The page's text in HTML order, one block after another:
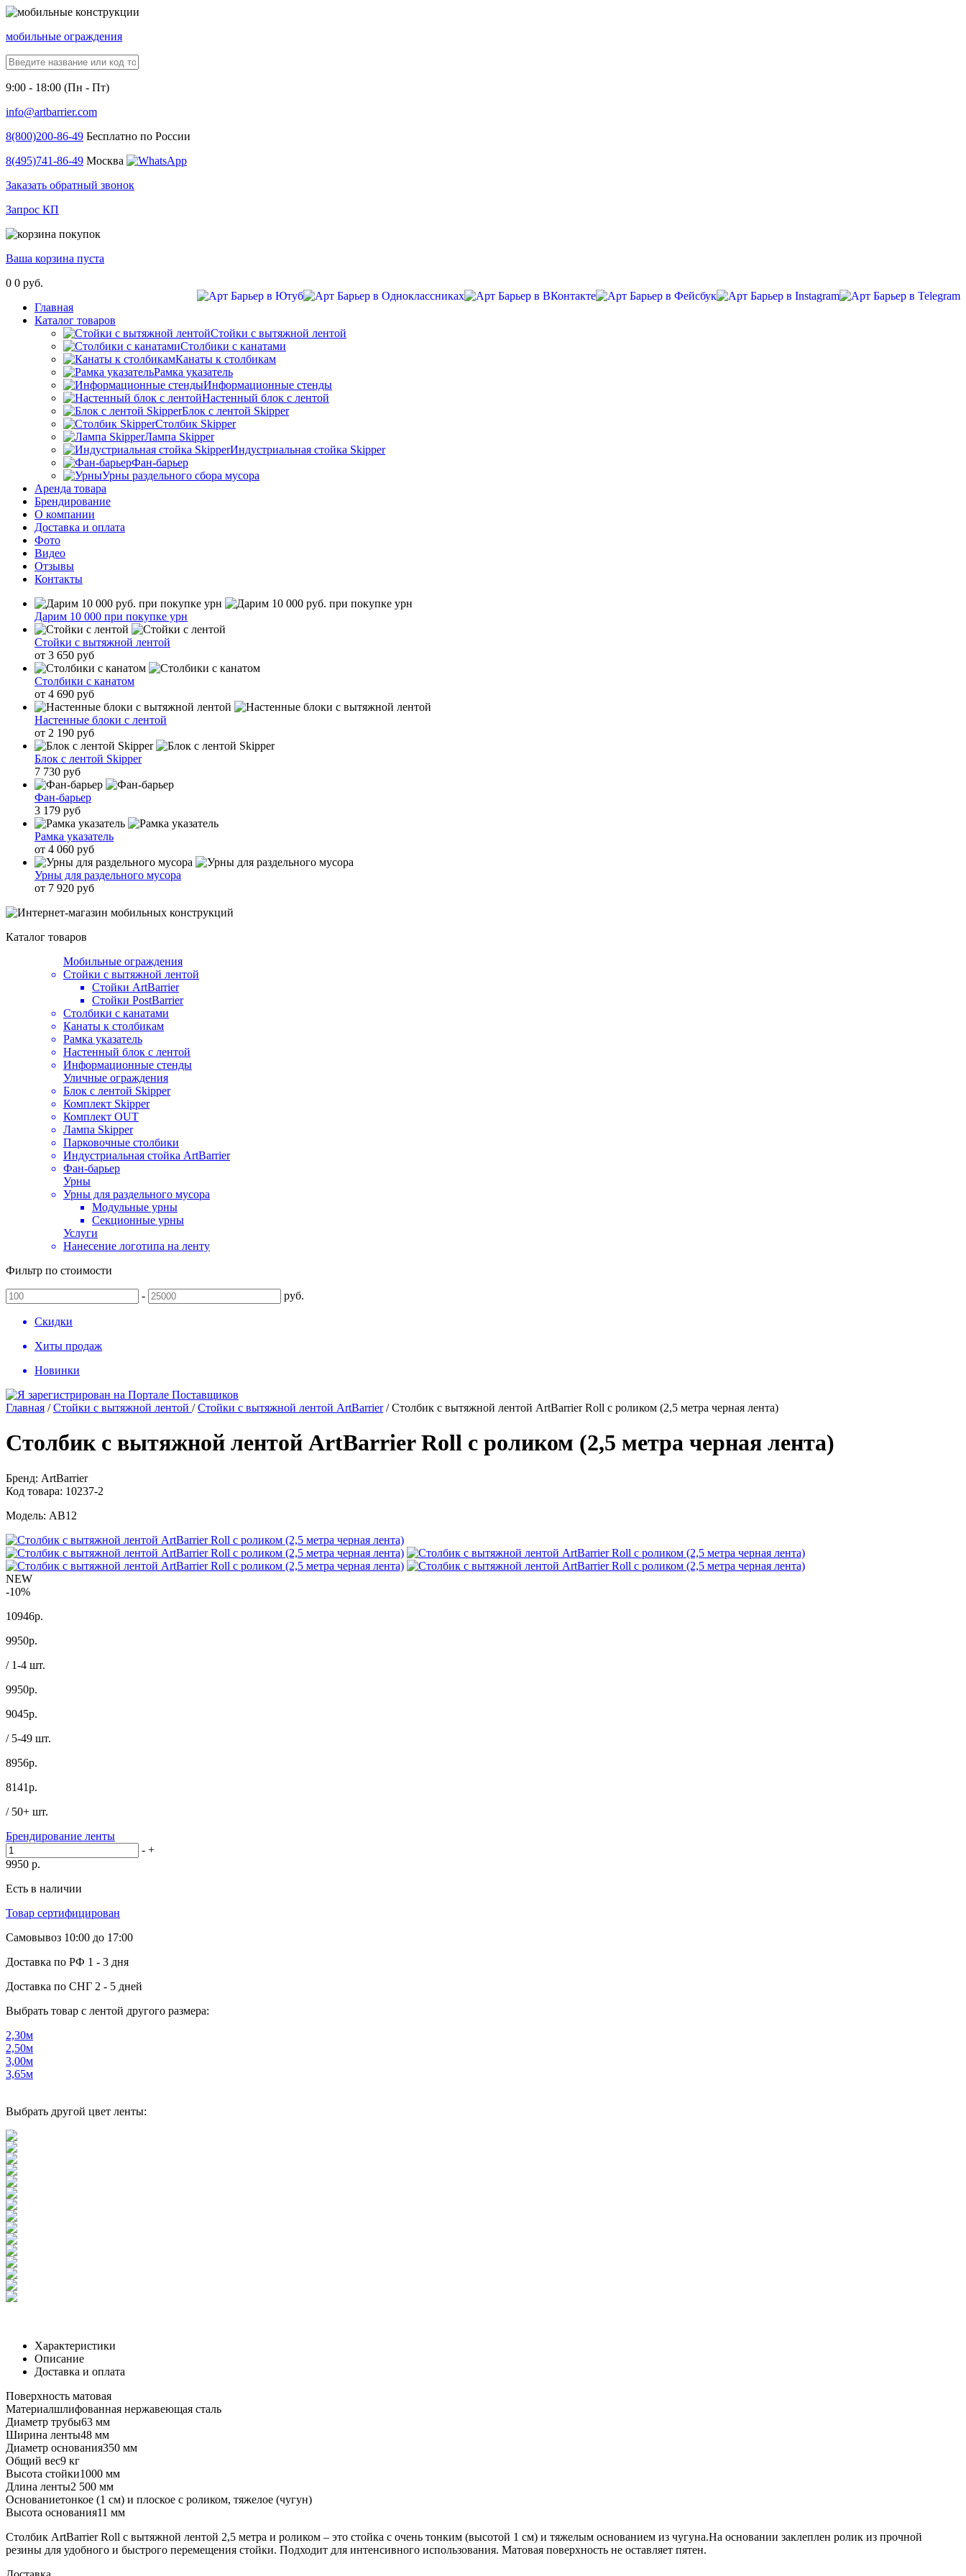
мобильные ограждения
9:00 - 18:00 (Пн - Пт)
info@artbarrier.com
8(800)200-86-49 Бесплатно по России
8(495)741-86-49 Москва
Заказать обратный звонок
Запрос КП
Ваша корзина пуста
0 0 руб.
Главная
Каталог товаров
Стойки с вытяжной лентой
Столбики с канатами
Канаты к столбикам
Рамка указатель
Информационные стенды
Настенный блок с лентой
Блок с лентой Skipper
Столбик Skipper
Лампа Skipper
Индустриальная стойка Skipper
Фан-барьер
Урны раздельного сбора мусора
Аренда товара
Брендирование
О компании
Доставка и оплата
Фото
Видео
Отзывы
Контакты
Дарим 10 000 при покупке урн
Стойки с вытяжной лентой
от 3 650 руб
Столбики с канатом
от 4 690 руб
Настенные блоки с лентой
от 2 190 руб
Блок с лентой Skipper
7 730 руб
Фан-барьер
3 179 руб
Рамка указатель
от 4 060 руб
Урны для раздельного мусора
от 7 920 руб
Каталог товаров
Мобильные ограждения
Стойки с вытяжной лентой
Стойки ArtBarrier
Стойки PostBarrier
Столбики с канатами
Канаты к столбикам
Рамка указатель
Настенный блок с лентой
Информационные стенды
Уличные ограждения
Блок с лентой Skipper
Комплект Skipper
Комплект OUT
Лампа Skipper
Парковочные столбики
Индустриальная стойка ArtBarrier
Фан-барьер
Урны
Урны для раздельного мусора
Модульные урны
Секционные урны
Услуги
Нанесение логотипа на ленту
Фильтр по стоимости
- руб.
Скидки
Хиты продаж
Новинки
Главная /Стойки с вытяжной лентой /Стойки с вытяжной лентой ArtBarrier/Столбик с вытяжной лентой ArtBarrier Roll с роликом (2,5 метра черная лента)
Столбик с вытяжной лентой ArtBarrier Roll с роликом (2,5 метра черная лента)
Бренд: ArtBarrier
Код товара: 10237-2
Модель: АВ12
NEW
-10%
10946р.
9950р.
/ 1-4 шт.
9950р.
9045р.
/ 5-49 шт.
8956р.
8141р.
/ 50+ шт.
Брендирование ленты
- +
9950 р.
Есть в наличии
Товар сертифицирован
Самовывоз 10:00 до 17:00
Доставка по РФ 1 - 3 дня
Доставка по СНГ 2 - 5 дней
Выбрать товар с лентой другого размера:
2,30м
2,50м
3,00м
3,65м
Выбрать другой цвет ленты:
Характеристики
Описание
Доставка и оплата
Поверхность матовая
Материалшлифованная нержавеющая сталь
Диаметр трубы63 мм
Ширина ленты48 мм
Диаметр основания350 мм
Общий вес9 кг
Высота стойки1000 мм
Длина ленты2 500 мм
Основаниетонкое (1 см) и плоское с роликом, тяжелое (чугун)
Высота основания11 мм
Столбик ArtBarrier Roll с вытяжной лентой 2,5 метра и роликом – это стойка с очень тонким (высотой 1 см) и тяжелым основанием из чугуна.На основании заклеплен ролик из прочной
резины для удобного и быстрого перемещения стойки. Подходит для интенсивного использования. Матовая поверхность не оставляет пятен.